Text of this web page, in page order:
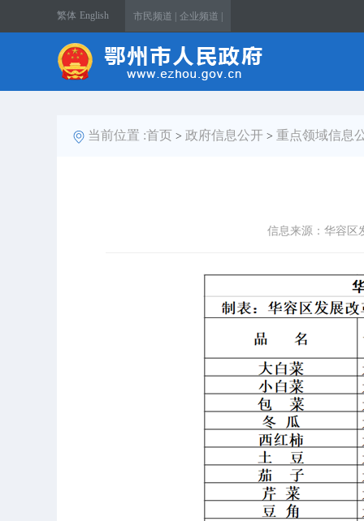
繁体 English 市民频道 | 企业频道 |
当前位置 :首页 > 政府信息公开 > 重点领域信息
信息来源：华容区